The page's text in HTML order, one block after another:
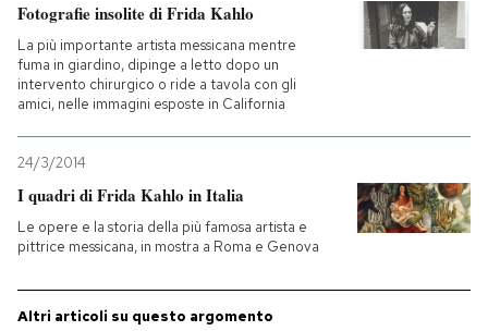
Fotografie insolite di Frida Kahlo
La più importante artista messicana mentre
fuma in giardino, dipinge a letto dopo un
intervento chirurgico o ride a tavola con gli
amici, nelle immagini esposte in California
24/3/2014
I quadri di Frida Kahlo in Italia
Le opere e la storia della più famosa artista e
pittrice messicana, in mostra a Roma e Genova
Altri articoli su questo argomento